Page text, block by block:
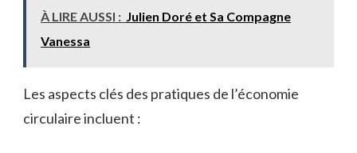
À LIRE AUSSI : Julien Doré et Sa Compagne
Vanessa
Les aspects clés des pratiques de l’économie
circulaire incluent :